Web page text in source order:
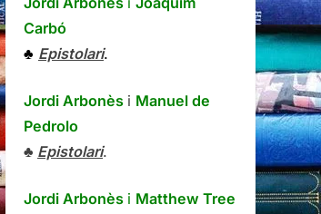
Carbó
♣ Epistolari.
Jordi Arbonès i Manuel de
Pedrolo
♣ Epistolari.
Jordi Arbonès i Matthew Tree